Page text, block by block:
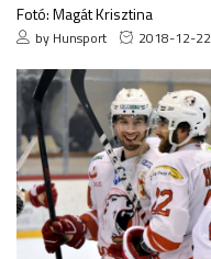
Fotó: Magát Krisztina
by Hunsport 2018-12-